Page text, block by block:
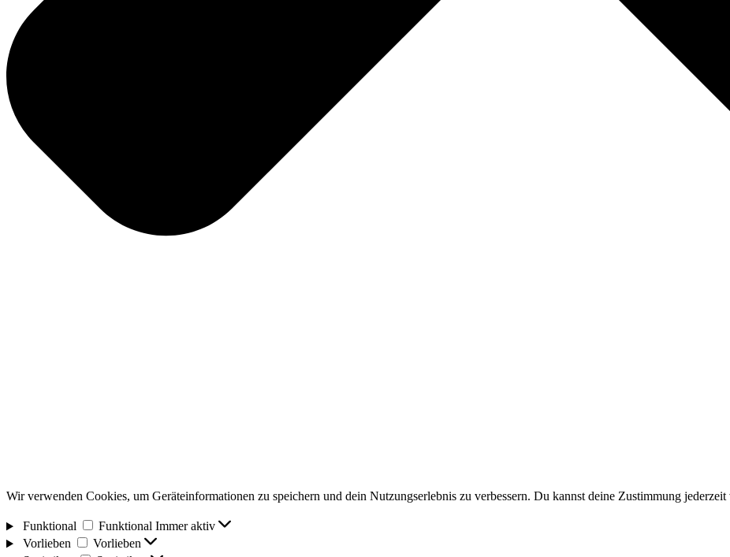
Wir verwenden Cookies, um Geräteinformationen zu speichern und dein Nutzungserlebnis zu verbessern. Du kannst deine Zustimmung
Funktional Funktional Immer aktiv
Vorlieben
Vorlieben